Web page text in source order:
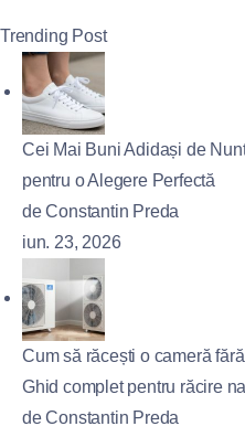
Trending Post
Cei Mai Buni Adidași de
pentru o Alegere Perfectă
de Constantin Preda
iun. 23, 2026
Cum să răcești o cameră
Ghid complet pentru răcire
de Constantin Preda